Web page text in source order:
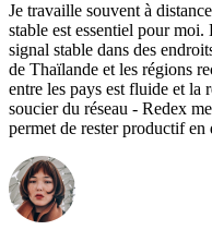
Je travaille souvent à
stable est essentiel pour
signal stable dans des
de Thaïlande et les régions
entre les pays est fluide et la
soucier du réseau - Redex
permet de rester productif en